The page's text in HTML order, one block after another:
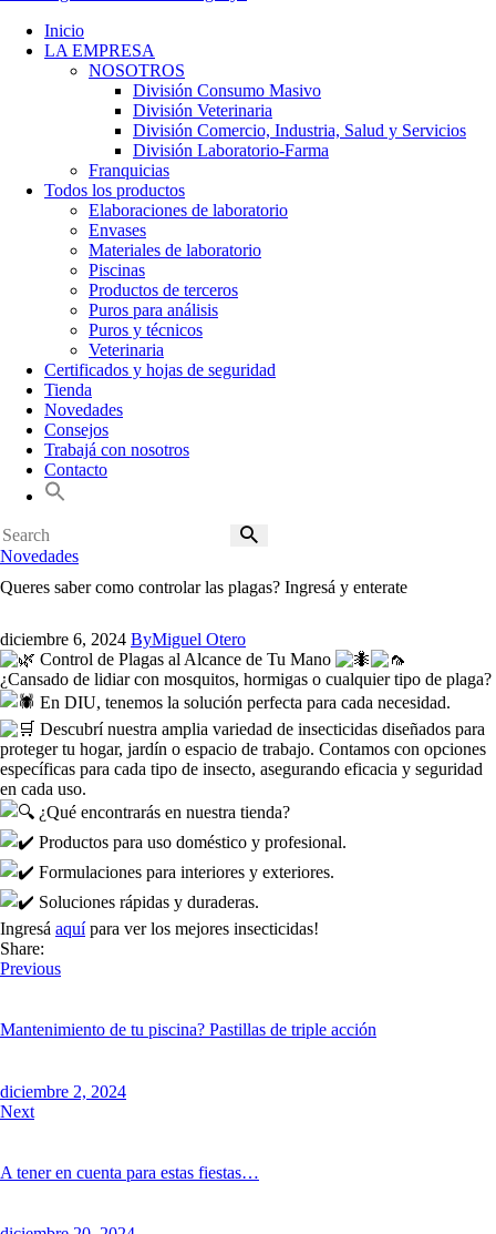
Inicio
LA EMPRESA
NOSOTROS
División Consumo Masivo
División Veterinaria
División Comercio, Industria, Salud y Servicios
División Laboratorio-Farma
Franquicias
Todos los productos
Elaboraciones de laboratorio
Envases
Materiales de laboratorio
Piscinas
Productos de terceros
Puros para análisis
Puros y técnicos
Veterinaria
Certificados y hojas de seguridad
Tienda
Novedades
Consejos
Trabajá con nosotros
Contacto
Novedades
Queres saber como controlar las plagas? Ingresá y enterate
diciembre 6, 2024 ByMiguel Otero
Control de Plagas al Alcance de Tu Mano
¿Cansado de lidiar con mosquitos, hormigas o cualquier tipo de plaga?
En DIU, tenemos la solución perfecta para cada necesidad.
Descubrí nuestra amplia variedad de insecticidas diseñados para
proteger tu hogar, jardín o espacio de trabajo. Contamos con opciones
específicas para cada tipo de insecto, asegurando eficacia y seguridad
en cada uso.
¿Qué encontrarás en nuestra tienda?
Productos para uso doméstico y profesional.
Formulaciones para interiores y exteriores.
Soluciones rápidas y duraderas.
Ingresá aquípara ver los mejores insecticidas!
Share:
Previous
Mantenimiento de tu piscina? Pastillas de triple acción
diciembre 2, 2024
Next
A tener en cuenta para estas fiestas…